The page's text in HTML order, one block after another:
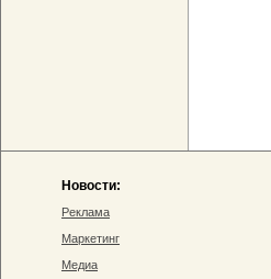
Новости:
Реклама
Маркетинг
Медиа